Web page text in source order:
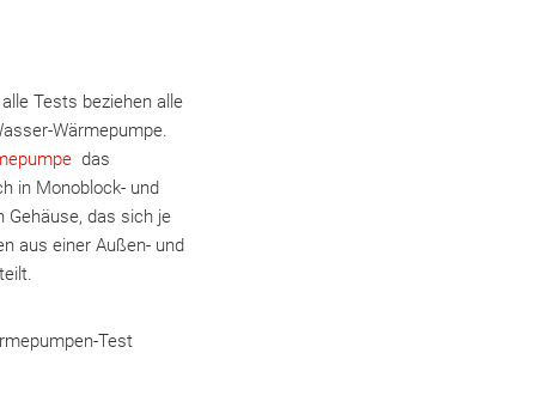
Tests beziehen alle
Wärmepumpe.
das
in Monoblock- und
Gehäuse, das sich je
aus einer Außen- und
Test